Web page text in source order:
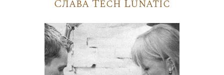
Слава Tech Lunatic